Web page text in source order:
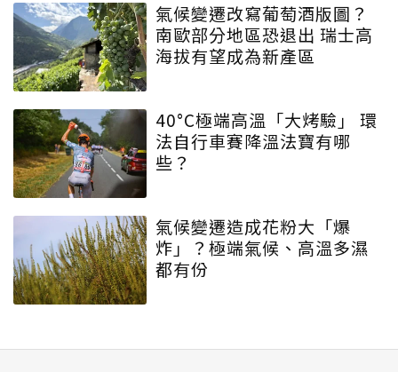
氣候變遷改寫葡萄酒版圖？
南歐部分地區恐退出 瑞士高
海拔有望成為新產區
40°C極端高溫「大烤驗」 環
法自行車賽降溫法寶有哪
些？
氣候變遷造成花粉大「爆
炸」？極端氣候、高溫多濕
都有份